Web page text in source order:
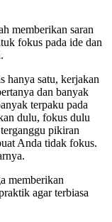
memberikan saran
fokus pada ide dan
hanya satu, kerjakan
dan banyak
terpaku pada
dulu, fokus dulu
pikiran
Anda tidak fokus.
memberikan
agar terbiasa